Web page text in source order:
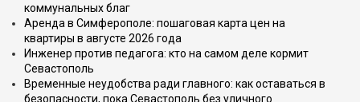
коммунальных благ
Аренда в Симферополе: пошаговая карта цен на
квартиры в августе 2026 года
Инженер против педагога: кто на самом деле кормит
Севастополь
Временные неудобства ради главного: как оставаться в
безопасности, пока Севастополь без уличного